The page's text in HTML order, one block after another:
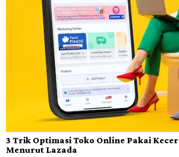
3 Trik Optimasi Toko Online Pakai
Menurut Lazada